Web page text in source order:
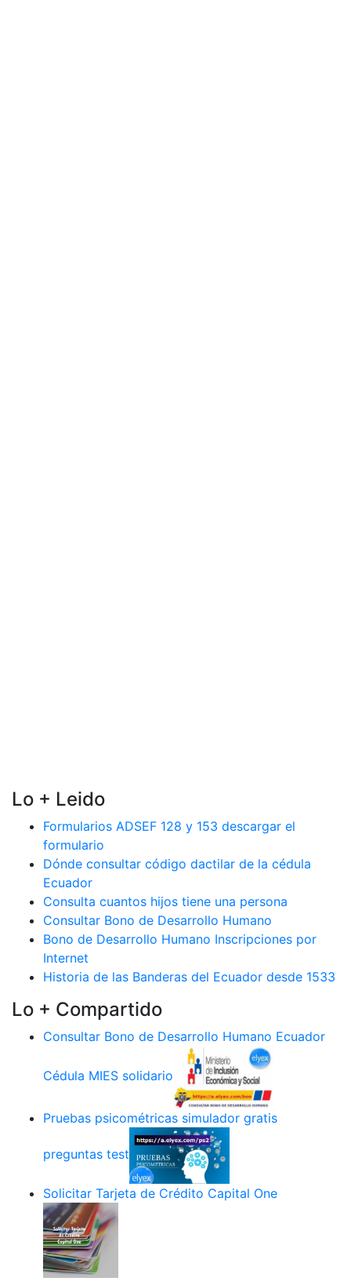
Lo + Leido
Formularios ADSEF 128 y 153 descargar el
formulario
Dónde consultar código dactilar de la cédula
Ecuador
Consulta cuantos hijos tiene una persona
Consultar Bono de Desarrollo Humano
Bono de Desarrollo Humano Inscripciones por
Internet
Historia de las Banderas del Ecuador desde 1533
Lo + Compartido
Consultar Bono de Desarrollo Humano Ecuador
Cédula MIES solidario
Pruebas psicométricas simulador gratis
preguntas test
Solicitar Tarjeta de Crédito Capital One